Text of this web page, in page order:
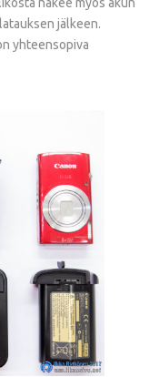
jälkeen.
yhteensopiva